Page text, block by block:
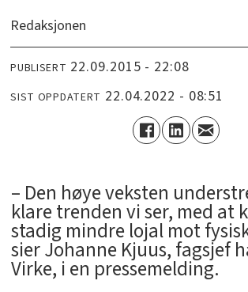
Redaksjonen
PUBLISERT 22.09.2015 - 22:08
SIST OPPDATERT 22.04.2022 - 08:51
– Den høye veksten
klare trenden vi ser, med at
stadig mindre lojal mot
sier Johanne Kjuus, fagsjef
Virke, i en pressemelding.